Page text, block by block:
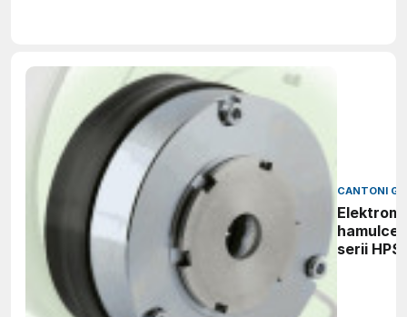
CANTONI
hamulce
serii HPS